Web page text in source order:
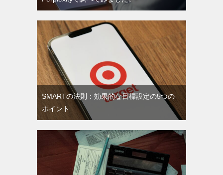
SMARTの法則：効果的な目標設定の5つの
ポイント